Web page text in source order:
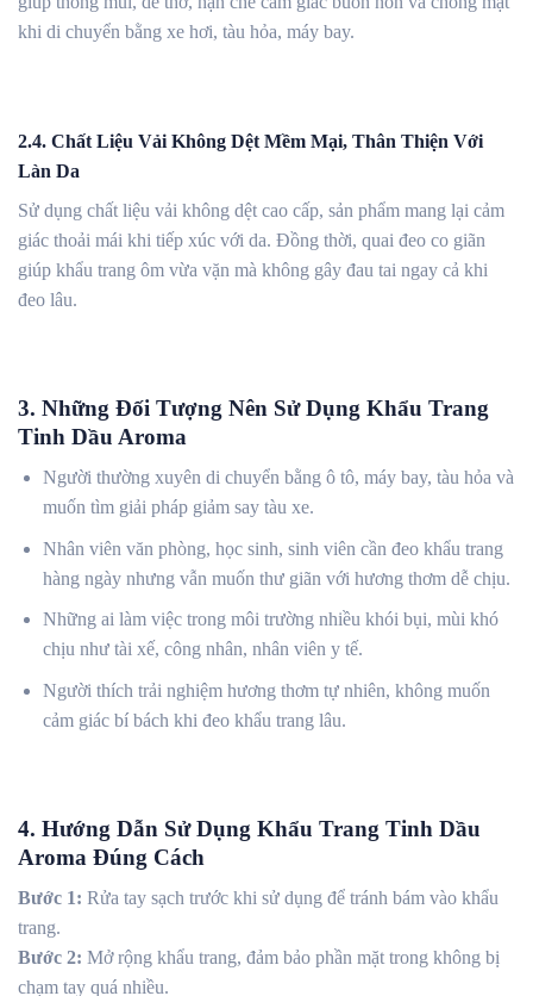
khi di chuyển bằng xe hơi, tàu hỏa, máy bay.
2.4. Chất Liệu Vải Không Dệt Mềm Mại, Thân Thiện Với
Làn Da
Sử dụng chất liệu vải không dệt cao cấp, sản phẩm mang lại cảm
giác thoải mái khi tiếp xúc với da. Đồng thời, quai đeo co giãn
giúp khẩu trang ôm vừa vặn mà không gây đau tai ngay cả khi
đeo lâu.
3. Những Đối Tượng Nên Sử Dụng Khẩu Trang
Tinh Dầu Aroma
Người thường xuyên di chuyển bằng ô tô, máy bay, tàu hỏa và
muốn tìm giải pháp giảm say tàu xe.
Nhân viên văn phòng, học sinh, sinh viên cần đeo khẩu trang
hàng ngày nhưng vẫn muốn thư giãn với hương thơm dễ chịu.
Những ai làm việc trong môi trường nhiều khói bụi, mùi khó
chịu như tài xế, công nhân, nhân viên y tế.
Người thích trải nghiệm hương thơm tự nhiên, không muốn
cảm giác bí bách khi đeo khẩu trang lâu.
4. Hướng Dẫn Sử Dụng Khẩu Trang Tinh Dầu
Aroma Đúng Cách
Bước 1: Rửa tay sạch trước khi sử dụng để tránh bám vào khẩu
trang.
Bước 2: Mở rộng khẩu trang, đảm bảo phần mặt trong không bị
chạm tay quá nhiều.